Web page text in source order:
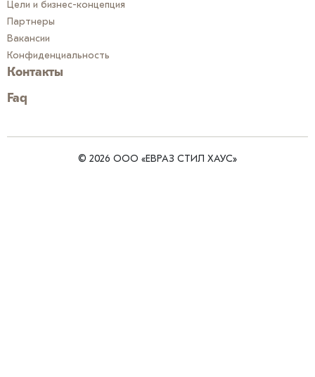
Цели и бизнес-концепция
Партнеры
Вакансии
Конфиденциальность
Контакты
Faq
© 2026 ООО «ЕВРАЗ СТИЛ ХАУС»